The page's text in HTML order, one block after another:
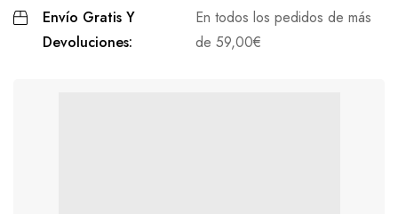
Envío Gratis Y
Devoluciones:
En todos los pedidos de más
de 59,00€